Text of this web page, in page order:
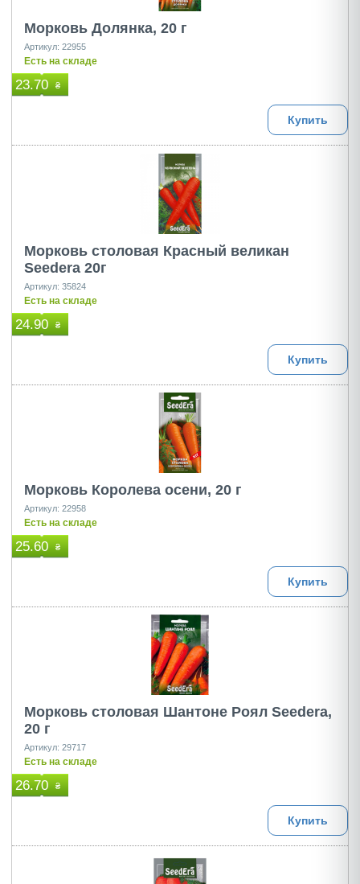
Морковь Долянка, 20 г
Артикул: 22955
Есть на складе
23.70 ₴
Купить
Морковь столовая Красный великан
Seedera 20г
Артикул: 35824
Есть на складе
24.90 ₴
Купить
Морковь Королева осени, 20 г
Артикул: 22958
Есть на складе
25.60 ₴
Купить
Морковь столовая Шантоне Роял Seedera,
20 г
Артикул: 29717
Есть на складе
26.70 ₴
Купить